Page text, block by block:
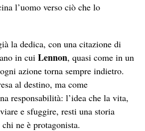
l’uomo verso ciò che lo
la dedica, con una citazione di
in cuiLennon, quasi come in un
azione torna sempre indietro.
al destino, ma come
responsabilità: l’idea che la vita,
e sfuggire, resti una storia
ne è protagonista.